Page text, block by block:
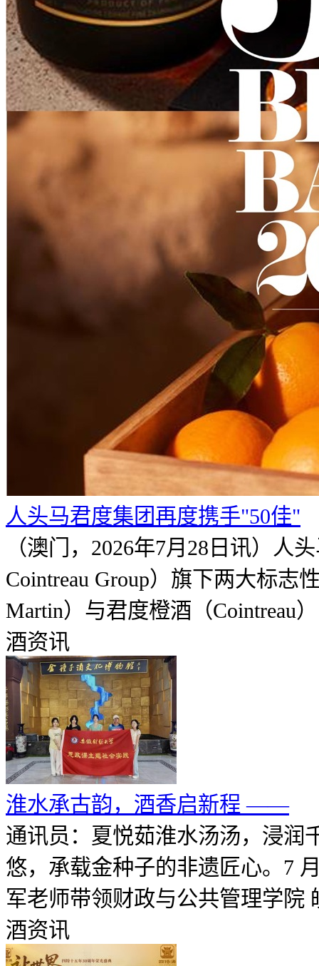
人头马君度集团再度携手"50佳"
（澳门，2026年7月28日讯）人
Cointreau Group）旗下两大标志
Martin）与君度橙酒（Cointreau
酒资讯
淮水承古韵，酒香启新程 ——
通讯员：夏悦茹淮水汤汤，浸润
悠，承载金种子的非遗匠心。7
军老师带领财政与公共管理学院
酒资讯